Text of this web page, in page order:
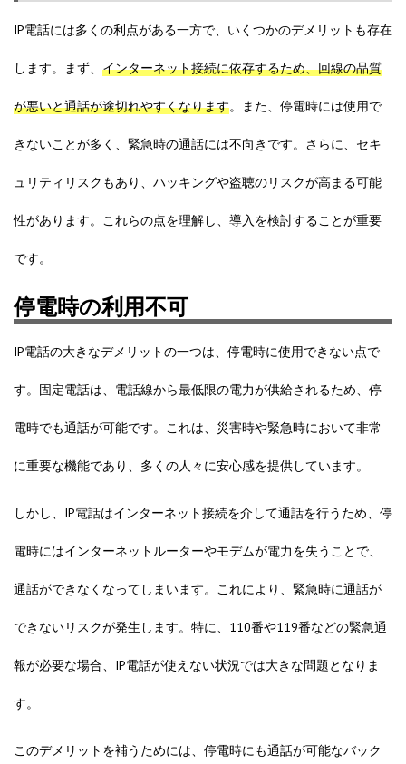
IP電話には多くの利点がある一方で、いくつかのデメリットも存在
します。まず、 インターネット接続に依存するため、回線の品質
が悪いと通話が途切れやすくなります。また、停電時には使用で
きないことが多く、緊急時の通話には不向きです。さらに、セキ
ュリティリスクもあり、ハッキングや盗聴のリスクが高まる可能
性があります。これらの点を理解し、導入を検討することが重要
です。
停電時の利用不可
IP電話の大きなデメリットの一つは、停電時に使用できない点で
す。固定電話は、電話線から最低限の電力が供給されるため、停
電時でも通話が可能です。これは、災害時や緊急時において非常
に重要な機能であり、多くの人々に安心感を提供しています。
しかし、IP電話はインターネット接続を介して通話を行うため、停
電時にはインターネットルーターやモデムが電力を失うことで、
通話ができなくなってしまいます。これにより、緊急時に通話が
できないリスクが発生します。特に、110番や119番などの緊急通
報が必要な場合、IP電話が使えない状況では大きな問題となりま
す。
このデメリットを補うためには、停電時にも通話が可能なバック